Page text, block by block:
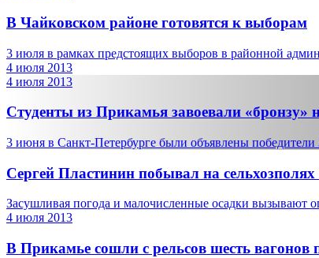
В Чайковском районе готовятся к выборам
3 июля в рамках предстоящих выборов в районной
4 июля 2013
4 июля 2013
Студенты из Прикамья завоевали
3 июня в Санкт-Петербурге были объявлены победители
Сергей Пластинин побывал на
Засушливая погода и малочисленные осадки вызывают
4 июля 2013
В Прикамье сошли с рельсов шесть вагонов